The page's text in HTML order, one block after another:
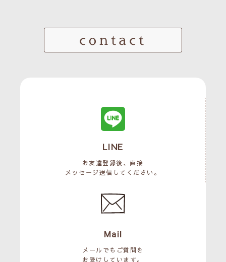
contact
LINE
お友達登録後、直接
メッセージ送信してください。
Mail
メールでもご質問を
お受けしています。